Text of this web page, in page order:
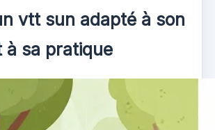
vtt sun adapté à son
à sa pratique